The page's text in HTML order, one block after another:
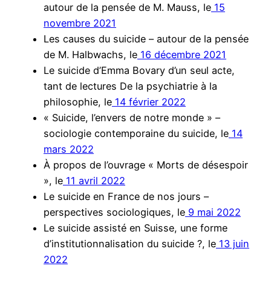
autour de la pensée de M. Mauss, le 15
novembre 2021
Les causes du suicide – autour de la pensée
de M. Halbwachs, le 16 décembre 2021
Le suicide d’Emma Bovary d’un seul acte,
tant de lectures De la psychiatrie à la
philosophie, le 14 février 2022
« Suicide, l’envers de notre monde » –
sociologie contemporaine du suicide, le 14
mars 2022
À propos de l’ouvrage « Morts de désespoir
», le 11 avril 2022
Le suicide en France de nos jours –
perspectives sociologiques, le 9 mai 2022
Le suicide assisté en Suisse, une forme
d’institutionnalisation du suicide ?, le 13 juin
2022